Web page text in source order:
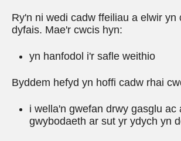
Ry'n ni wedi cadw ffeiliau a elwir yn
dyfais. Mae'r cwcis hyn:
yn hanfodol i'r safle weithio
Byddem hefyd yn hoffi cadw rhai
i wella'n gwefan drwy gasglu ac
gwybodaeth ar sut yr ydych yn